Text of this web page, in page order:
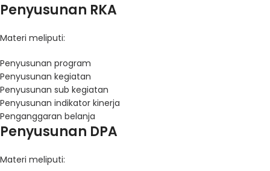
Penyusunan RKA
Materi meliputi:
Penyusunan program
Penyusunan kegiatan
Penyusunan sub kegiatan
Penyusunan indikator kinerja
Penganggaran belanja
Penyusunan DPA
Materi meliputi: